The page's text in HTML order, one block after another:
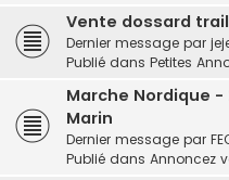
Vente dossard trail
Dernier message par
Publié dans Petites
Marche Nordique -
Marin
Dernier message par
Publié dans Annoncez